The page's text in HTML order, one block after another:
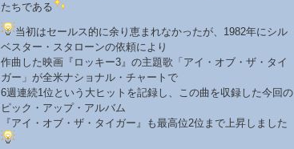
たちである
当初はセールス的に余り恵まれなかったが、1982年にシル
ベスター・スタローンの依頼により
作曲した映画『ロッキー3』の主題歌「アイ・オブ・ザ・タイ
ガー」が全米ナショナル・チャートで
6週連続1位という大ヒットを記録し、この曲を収録した今回の
ピック・アップ・アルバム
『アイ・オブ・ザ・タイガー』も最高位2位まで上昇しました